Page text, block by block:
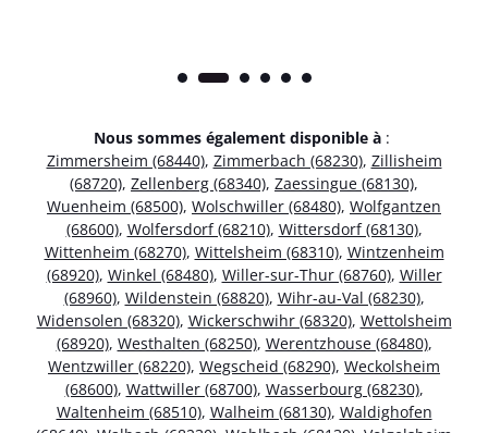
Nous sommes également disponible à :
Zimmersheim (68440), Zimmerbach (68230), Zillisheim
(68720), Zellenberg (68340), Zaessingue (68130),
Wuenheim (68500), Wolschwiller (68480), Wolfgantzen
(68600), Wolfersdorf (68210), Wittersdorf (68130),
Wittenheim (68270), Wittelsheim (68310), Wintzenheim
(68920), Winkel (68480), Willer-sur-Thur (68760), Willer
(68960), Wildenstein (68820), Wihr-au-Val (68230),
Widensolen (68320), Wickerschwihr (68320), Wettolsheim
(68920), Westhalten (68250), Werentzhouse (68480),
Wentzwiller (68220), Wegscheid (68290), Weckolsheim
(68600), Wattwiller (68700), Wasserbourg (68230),
Waltenheim (68510), Walheim (68130), Waldighofen